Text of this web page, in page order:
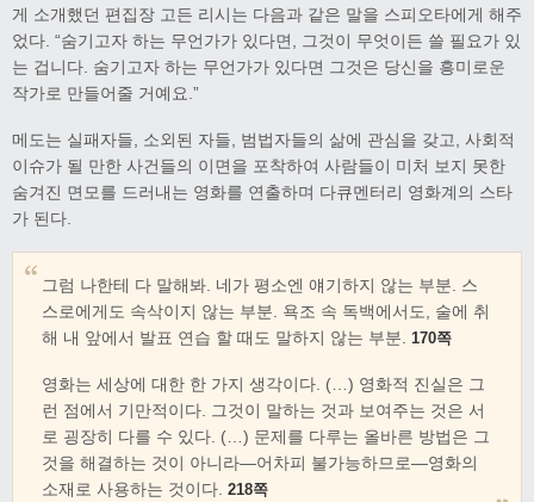
게 소개했던 편집장 고든 리시는 다음과 같은 말을 스피오타에게 해주
었다. “숨기고자 하는 무언가가 있다면, 그것이 무엇이든 쓸 필요가 있
는 겁니다. 숨기고자 하는 무언가가 있다면 그것은 당신을 흥미로운
작가로 만들어줄 거예요.”
메도는 실패자들, 소외된 자들, 범법자들의 삶에 관심을 갖고, 사회적
이슈가 될 만한 사건들의 이면을 포착하여 사람들이 미처 보지 못한
숨겨진 면모를 드러내는 영화를 연출하며 다큐멘터리 영화계의 스타
가 된다.
그럼 나한테 다 말해봐. 네가 평소엔 얘기하지 않는 부분. 스
스로에게도 속삭이지 않는 부분. 욕조 속 독백에서도, 술에 취
해 내 앞에서 발표 연습 할 때도 말하지 않는 부분.
170쪽
영화는 세상에 대한 한 가지 생각이다. (…) 영화적 진실은 그
런 점에서 기만적이다. 그것이 말하는 것과 보여주는 것은 서
로 굉장히 다를 수 있다. (…) 문제를 다루는 올바른 방법은 그
것을 해결하는 것이 아니라—어차피 불가능하므로—영화의
소재로 사용하는 것이다. 218쪽